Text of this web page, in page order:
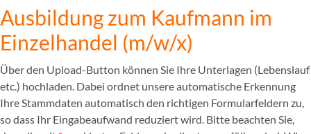
Ausbildung zum Kaufmann im
Einzelhandel (m/w/x)
Über den Upload-Button können Sie Ihre Unterlagen (Lebenslauf
etc.) hochladen. Dabei ordnet unsere automatische Erkennung
Ihre Stammdaten automatisch den richtigen Formularfeldern zu,
so dass Ihr Eingabeaufwand reduziert wird. Bitte beachten Sie,